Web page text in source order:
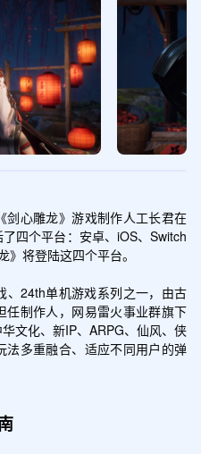
剑心雕龙》游戏制作人工长君在
四个平台：安卓、iOS、Switch
将登陆这四个平台。
、24th单机游戏系列之一，由古
任制作人，网易雷火事业群旗下
文化、新IP、ARPG、仙风、侠
法多重融合、适应不同用户的弹